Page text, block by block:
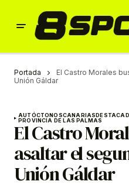
Portada
El Castro Morales
Unión Gáldar
AUTÓCTONOSCANARIAS
PROVINCIA DE LAS PALMAS
El Castro
asaltar el
Unión Gáldar